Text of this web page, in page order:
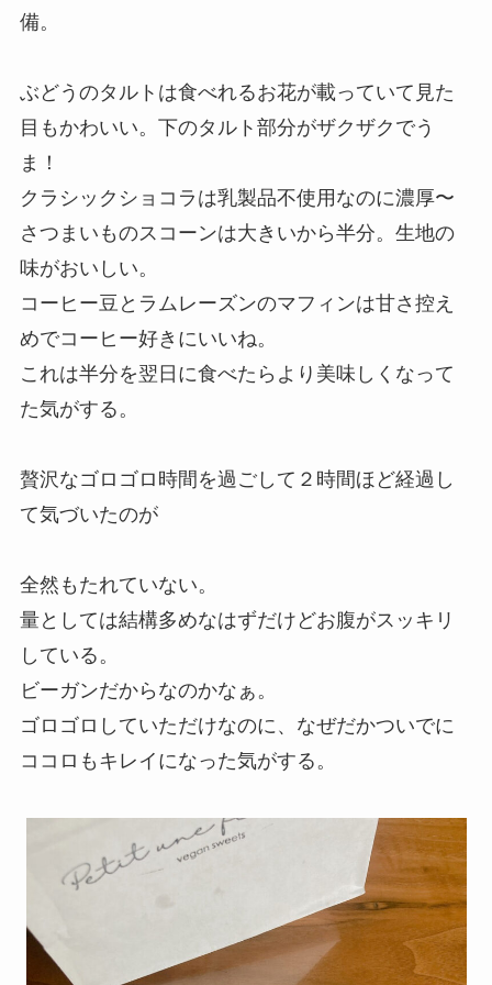
備。
ぶどうのタルトは食べれるお花が載っていて見た
目もかわいい。下のタルト部分がザクザクでう
ま！
クラシックショコラは乳製品不使用なのに濃厚〜
さつまいものスコーンは大きいから半分。生地の
味がおいしい。
コーヒー豆とラムレーズンのマフィンは甘さ控え
めでコーヒー好きにいいね。
これは半分を翌日に食べたらより美味しくなって
た気がする。
贅沢なゴロゴロ時間を過ごして２時間ほど経過し
て気づいたのが
全然もたれていない。
量としては結構多めなはずだけどお腹がスッキリ
している。
ビーガンだからなのかなぁ。
ゴロゴロしていただけなのに、なぜだかついでに
ココロもキレイになった気がする。